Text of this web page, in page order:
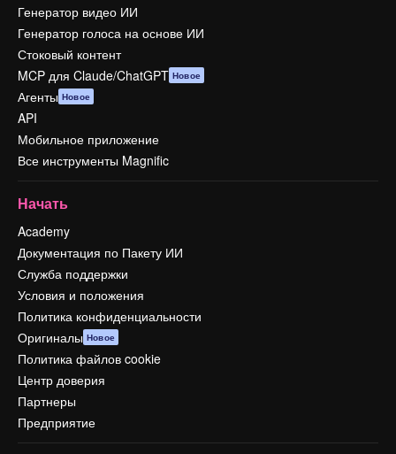
Генератор видео ИИ
Генератор голоса на основе ИИ
Стоковый контент
MCP для Claude/ChatGPT Новое
Агенты Новое
API
Мобильное приложение
Все инструменты Magnific
Начать
Academy
Документация по Пакету ИИ
Служба поддержки
Условия и положения
Политика конфиденциальности
Оригиналы Новое
Политика файлов cookie
Центр доверия
Партнеры
Предприятие